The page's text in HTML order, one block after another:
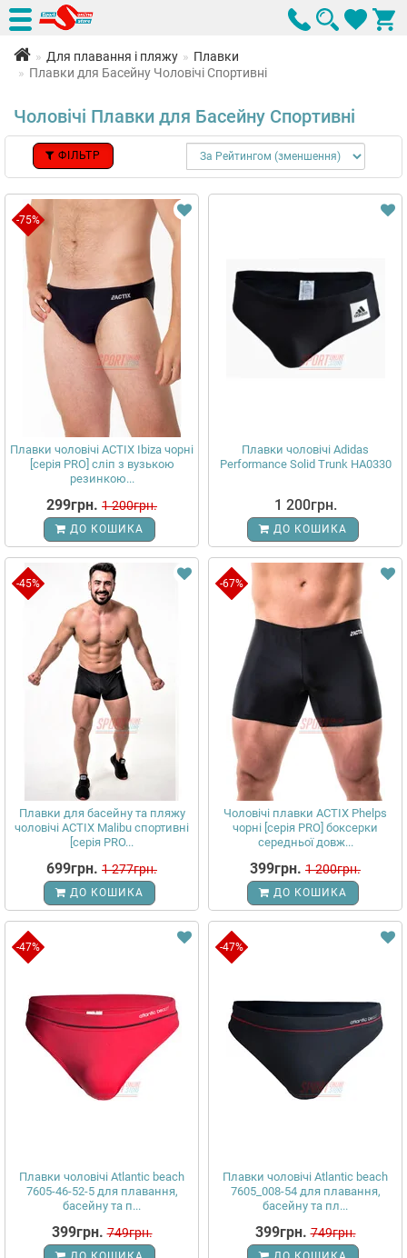
Для плавання і пляжу
Плавки
Плавки для Басейну Чоловічі Спортивні
Чоловічі Плавки для Басейну Спортивні
ФІЛЬТР
-75%
Плавки чоловічі ACTIX Ibiza чорні
[серія PRO] сліп з вузькою
резинкою...
299грн. 1 200грн.
ДО КОШИКА
Плавки чоловічі Adidas
Performance Solid Trunk HA0330
1 200грн.
ДО КОШИКА
-45%
Плавки для басейну та пляжу
чоловічі ACTIX Malibu спортивні
[серія PRO...
699грн. 1 277грн.
ДО КОШИКА
-67%
Чоловічі плавки ACTIX Phelps
чорні [серія PRO] боксерки
середньої довж...
399грн. 1 200грн.
ДО КОШИКА
-47%
Плавки чоловічі Atlantic beach
7605-46-52-5 для плавання,
басейну та п...
399грн. 749грн.
-47%
Плавки чоловічі Atlantic beach
7605_008-54 для плавання,
басейну та пл...
399грн. 749грн.